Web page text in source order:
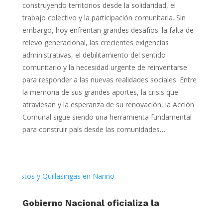
construyendo territorios desde la solidaridad, el
trabajo colectivo y la participación comunitaria. Sin
embargo, hoy enfrentan grandes desafíos: la falta de
relevo generacional, las crecientes exigencias
administrativas, el debilitamiento del sentido
comunitario y la necesidad urgente de reinventarse
para responder a las nuevas realidades sociales. Entre
la memoria de sus grandes aportes, la crisis que
atraviesan y la esperanza de su renovación, la Acción
Comunal sigue siendo una herramienta fundamental
para construir país desde las comunidades…
Gobierno Nacional oficializa la